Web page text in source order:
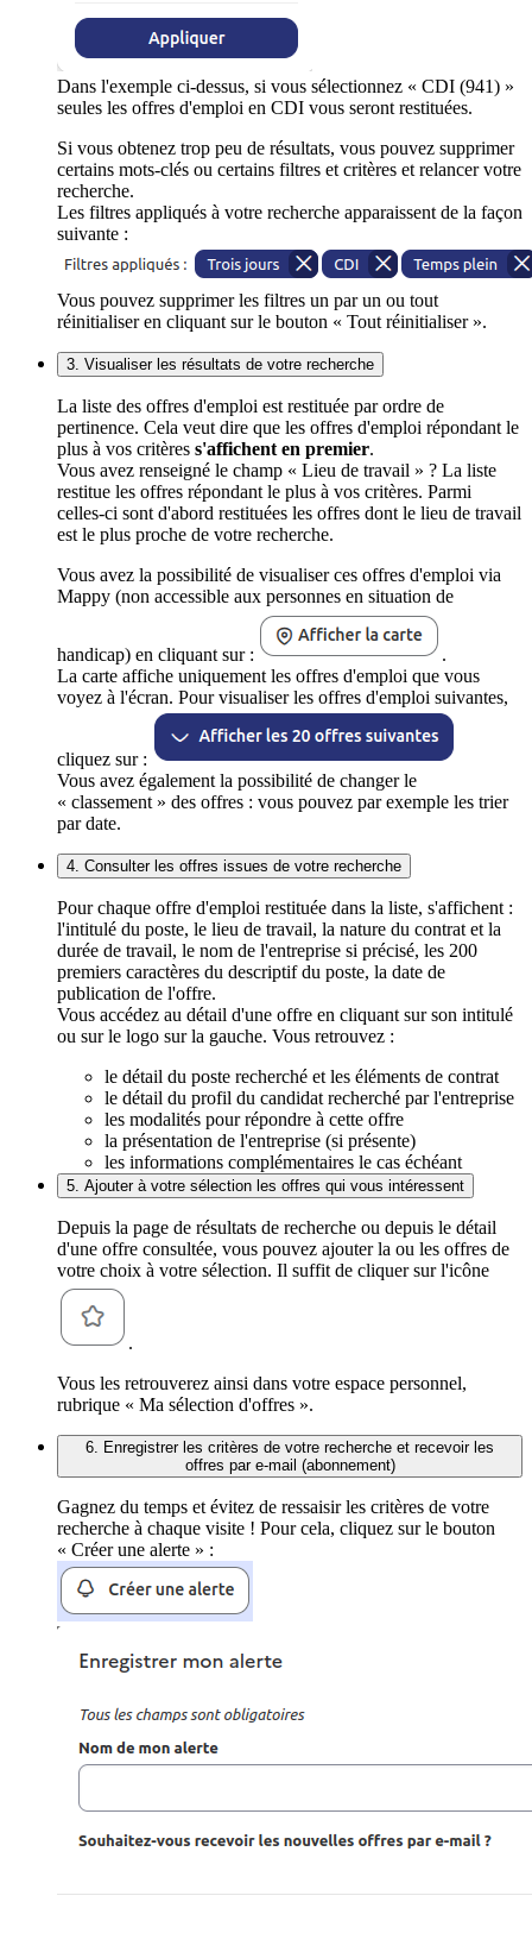
Dans l'exemple ci-dessus, si vous sélectionnez « CDI (941) »
seules les offres d'emploi en CDI vous seront restituées.
Si vous obtenez trop peu de résultats, vous pouvez supprimer
certains mots-clés ou certains filtres et critères et relancer votre
recherche.
Les filtres appliqués à votre recherche apparaissent de la façon
suivante :
Vous pouvez supprimer les filtres un par un ou tout
réinitialiser en cliquant sur le bouton « Tout réinitialiser ».
3. Visualiser les résultats de votre recherche
La liste des offres d'emploi est restituée par ordre de
pertinence. Cela veut dire que les offres d'emploi répondant le
plus à vos critères s'affichent en premier.
Vous avez renseigné le champ « Lieu de travail » ? La liste
restitue les offres répondant le plus à vos critères. Parmi
celles-ci sont d'abord restituées les offres dont le lieu de travail
est le plus proche de votre recherche.
Vous avez la possibilité de visualiser ces offres d'emploi via
Mappy (non accessible aux personnes en situation de
handicap) en cliquant sur :
.
La carte affiche uniquement les offres d'emploi que vous
voyez à l'écran. Pour visualiser les offres d'emploi suivantes,
cliquez sur :
Vous avez également la possibilité de changer le
« classement » des offres : vous pouvez par exemple les trier
par date.
4. Consulter les offres issues de votre recherche
Pour chaque offre d'emploi restituée dans la liste, s'affichent :
l'intitulé du poste, le lieu de travail, la nature du contrat et la
durée de travail, le nom de l'entreprise si précisé, les 200
premiers caractères du descriptif du poste, la date de
publication de l'offre.
Vous accédez au détail d'une offre en cliquant sur son intitulé
ou sur le logo sur la gauche. Vous retrouvez :
le détail du poste recherché et les éléments de contrat
le détail du profil du candidat recherché par l'entreprise
les modalités pour répondre à cette offre
la présentation de l'entreprise (si présente)
les informations complémentaires le cas échéant
5. Ajouter à votre sélection les offres qui vous intéressent
Depuis la page de résultats de recherche ou depuis le détail
d'une offre consultée, vous pouvez ajouter la ou les offres de
votre choix à votre sélection. Il suffit de cliquer sur l'icône
.
Vous les retrouverez ainsi dans votre espace personnel,
rubrique « Ma sélection d'offres ».
6. Enregistrer les critères de votre recherche et recevoir les
offres par e-mail (abonnement)
Gagnez du temps et évitez de ressaisir les critères de votre
recherche à chaque visite ! Pour cela, cliquez sur le bouton
« Créer une alerte » :